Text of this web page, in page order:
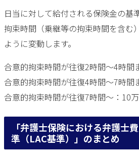
日当に対して給付される保険金の基
拘束時間（乗継等の拘束時間を含む
ように変動します。
合意的拘束時間が往復2時間〜4時間
合意的拘束時間が往復4時間〜7時間
合意的拘束時間が往復7時間〜：10
「弁護士保険における弁護士
準（LAC基準）」のまとめ